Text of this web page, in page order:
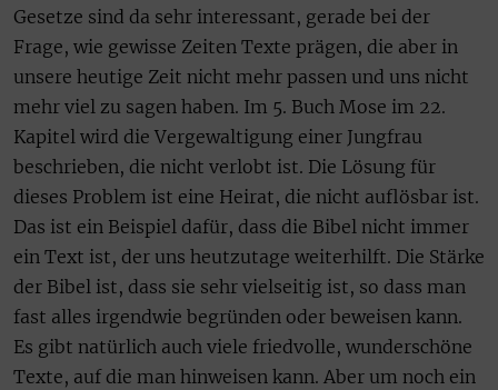
Gesetze sind da sehr interessant, gerade bei der
Frage, wie gewisse Zeiten Texte prägen, die aber in
unsere heutige Zeit nicht mehr passen und uns nicht
mehr viel zu sagen haben. Im 5. Buch Mose im 22.
Kapitel wird die Vergewaltigung einer Jungfrau
beschrieben, die nicht verlobt ist. Die Lösung für
dieses Problem ist eine Heirat, die nicht auflösbar ist.
Das ist ein Beispiel dafür, dass die Bibel nicht immer
ein Text ist, der uns heutzutage weiterhilft. Die Stärke
der Bibel ist, dass sie sehr vielseitig ist, so dass man
fast alles irgendwie begründen oder beweisen kann.
Es gibt natürlich auch viele friedvolle, wunderschöne
Texte, auf die man hinweisen kann. Aber um noch ein